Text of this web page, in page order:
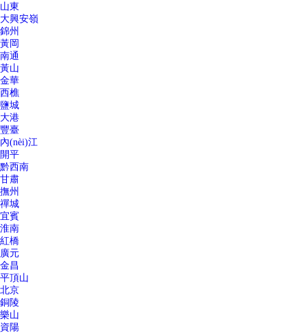
山東
大興安嶺
錦州
黃岡
南通
黃山
金華
西樵
鹽城
大港
豐臺
內(nèi)江
開平
黔西南
甘肅
撫州
禪城
宜賓
淮南
紅橋
廣元
金昌
平頂山
北京
銅陵
樂山
資陽